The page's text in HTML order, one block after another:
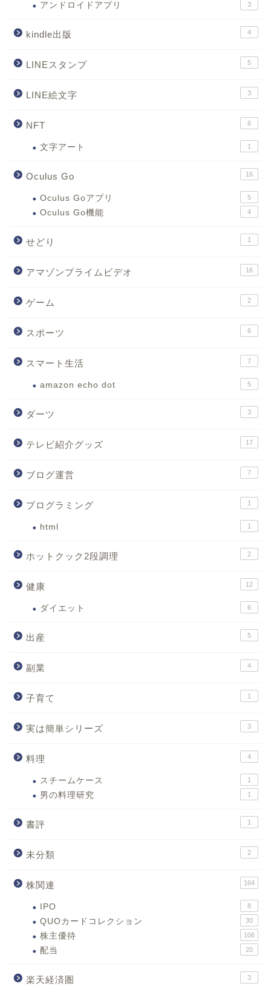
アンドロイドアプリ 3
kindle出版 4
LINEスタンプ 5
LINE絵文字 3
NFT 6
文字アート 1
Oculus Go 16
Oculus Goアプリ 5
Oculus Go機能 4
せどり 1
アマゾンプライムビデオ 16
ゲーム 2
スポーツ 6
スマート生活 7
amazon echo dot 5
ダーツ 3
テレビ紹介グッズ 17
ブログ運営 7
プログラミング 1
html 1
ホットクック2段調理 2
健康 12
ダイエット 6
出産 5
副業 4
子育て 1
実は簡単シリーズ 3
料理 4
スチームケース 1
男の料理研究 1
書評 1
未分類 2
株関連 164
IPO 8
QUOカードコレクション 30
株主優待 106
配当 20
楽天経済圏 3